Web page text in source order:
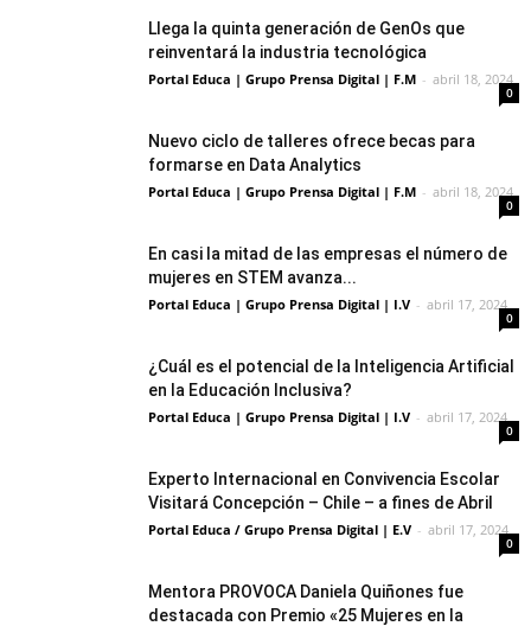
Llega la quinta generación de GenOs que
reinventará la industria tecnológica
Portal Educa | Grupo Prensa Digital | F.M - abril 18, 2024
0
Nuevo ciclo de talleres ofrece becas para
formarse en Data Analytics
Portal Educa | Grupo Prensa Digital | F.M - abril 18, 2024
0
En casi la mitad de las empresas el número de
mujeres en STEM avanza...
Portal Educa | Grupo Prensa Digital | I.V - abril 17, 2024
0
¿Cuál es el potencial de la Inteligencia Artificial
en la Educación Inclusiva?
Portal Educa | Grupo Prensa Digital | I.V - abril 17, 2024
0
Experto Internacional en Convivencia Escolar
Visitará Concepción – Chile – a fines de Abril
Portal Educa / Grupo Prensa Digital | E.V - abril 17, 2024
0
Mentora PROVOCA Daniela Quiñones fue
destacada con Premio «25 Mujeres en la